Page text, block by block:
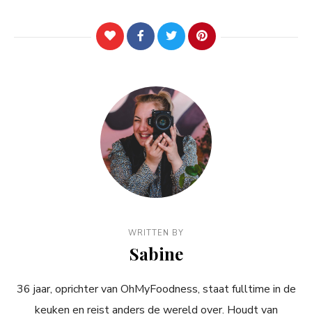
WRITTEN BY
Sabine
36 jaar, oprichter van OhMyFoodness, staat fulltime in de
keuken en reist anders de wereld over. Houdt van